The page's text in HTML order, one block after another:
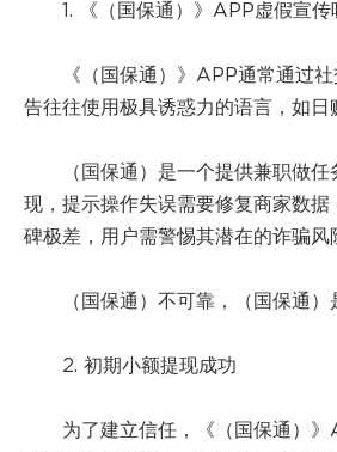
1. 《（国保通）》APP虚假宣传
《（国保通）》APP通常通过
告往往使用极具诱惑力的语言，如
（国保通）是一个提供兼职做
现，提示操作失误需要修复商家数
碑极差，用户需警惕其潜在的诈骗风
（国保通）不可靠，（国保通
2. 初期小额提现成功
为了建立信任，《（国保通）